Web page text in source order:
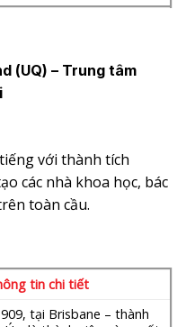
(UQ) – Trung tâm
với thành tích
các nhà khoa học, bác
toàn cầu.
tin chi tiết
tại Brisbane – thành